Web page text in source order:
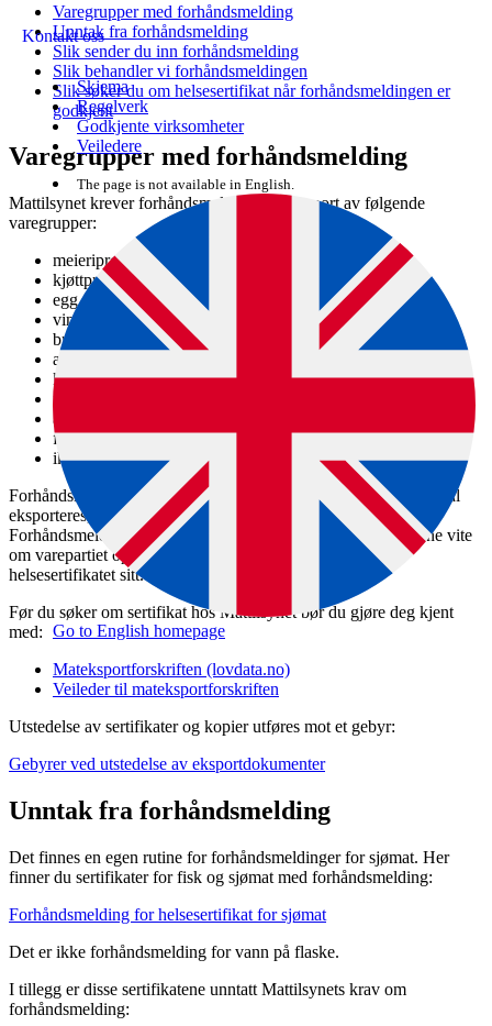
Kontakt oss
Skjema
Regelverk
Godkjente virksomheter
Veiledere
The page is not available in English.
Go to English homepage
Varegrupper med forhåndsmelding
Unntak fra forhåndsmelding
Slik sender du inn forhåndsmelding
Slik behandler vi forhåndsmeldingen
Slik søker du om helsesertifikat når forhåndsmeldingen er
godkjent
Varegrupper med forhåndsmelding
Mattilsynet krever forhåndsmelding ved eksport av følgende
varegrupper:
meieriprodukter
kjøttprodukter
egg
vin
brød
andre næringsmidler (unntatt vann og sjømat)
kosttilskudd
tilsetningsstoffer
animalske biprodukter
fôr
ikke-konforme næringsmidler og -fôrvarer
Forhåndsmeldingen inneholder opplysninger om varene som skal
eksporteres, og hvilket helsesertifikat som skal utstedes.
Forhåndsmeldingen er nødvendig for at Mattilsynet skal kunne vite
om varepartiet oppfyller kravene som tredjelandet stiller i
helsesertifikatet sitt.
Før du søker om sertifikat hos Mattilsynet bør du gjøre deg kjent
med:
Mateksportforskriften (lovdata.no)
Veileder til mateksportforskriften
Utstedelse av sertifikater og kopier utføres mot et gebyr:
Gebyrer ved utstedelse av eksportdokumenter
Unntak fra forhåndsmelding
Det finnes en egen rutine for forhåndsmeldinger for sjømat. Her
finner du sertifikater for fisk og sjømat med forhåndsmelding:
Forhåndsmelding for helsesertifikat for sjømat
Det er ikke forhåndsmelding for vann på flaske.
I tillegg er disse sertifikatene unntatt Mattilsynets krav om
forhåndsmelding: